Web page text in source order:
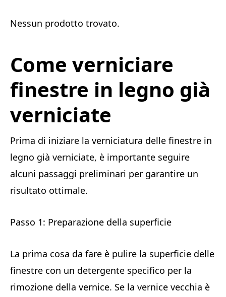
Nessun prodotto trovato.
Come verniciare
finestre in legno già
verniciate
Prima di iniziare la verniciatura delle finestre in
legno già verniciate, è importante seguire
alcuni passaggi preliminari per garantire un
risultato ottimale.
Passo 1: Preparazione della superficie
La prima cosa da fare è pulire la superficie delle
finestre con un detergente specifico per la
rimozione della vernice. Se la vernice vecchia è